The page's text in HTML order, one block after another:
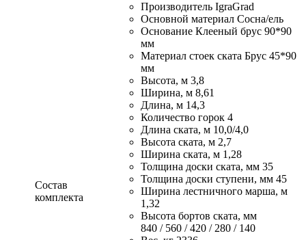
Состав
комплекта
Производитель IgraGrad
Основной материал Сосна/ель
Основание Клееный брус 90*90
мм
Материал стоек ската Брус 45*90
мм
Высота, м 3,8
Ширина, м 8,61
Длина, м 14,3
Количество горок 4
Длина ската, м 10,0/4,0
Высота ската, м 2,7
Ширина ската, м 1,28
Толщина доски ската, мм 35
Толщина доски ступени, мм 45
Ширина лестничного марша, м
1,32
Высота бортов ската, мм
840 / 560 / 420 / 280 / 140